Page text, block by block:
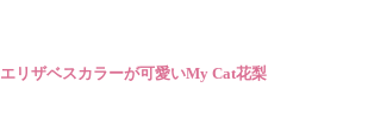
エリザベスカラーが可愛いMy Cat花梨